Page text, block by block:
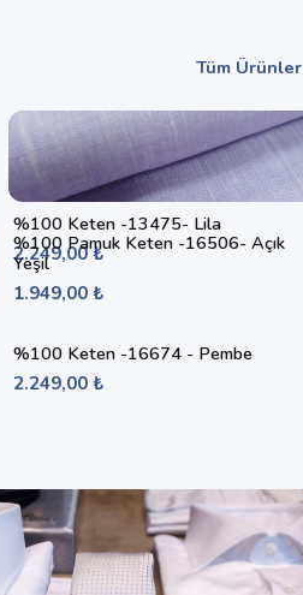
Tüm Ürünler
%100 Keten -13475- Lila
2.249,00 ₺
%100 Pamuk Keten -16506- Açık
Yeşil
1.949,00 ₺
%100 Keten -16674 - Pembe
2.249,00 ₺